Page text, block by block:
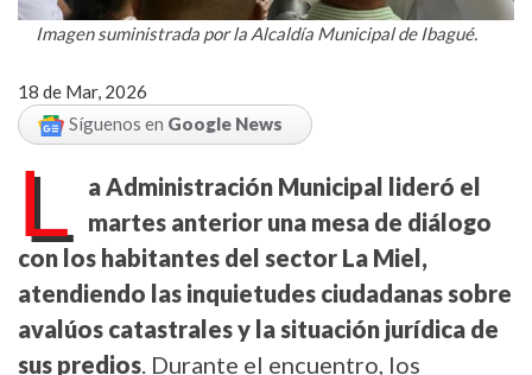
Imagen suministrada por la Alcaldía Municipal de Ibagué.
18 de Mar, 2026
Síguenos en Google News
L
a Administración Municipal lideró el
martes anterior una mesa de diálogo
con los habitantes del sector La Miel,
atendiendo las inquietudes ciudadanas sobre
avalúos catastrales y la situación jurídica de
sus predios. Durante el encuentro, los